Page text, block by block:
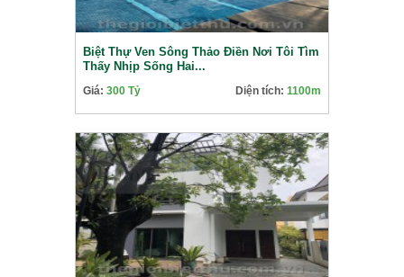
Biệt Thự Ven Sông Thảo Điền Nơi Tôi Tìm
Thấy Nhịp Sống Hai...
Giá: 300 Tỷ Diện tích: 1100m